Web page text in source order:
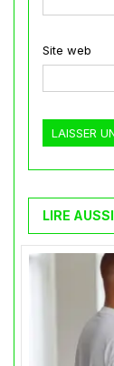
Site web
LIRE AUSSI